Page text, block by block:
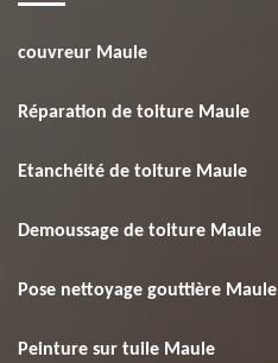
couvreur Maule
Réparation de toiture Maule
Etanchéité de toiture Maule
Demoussage de toiture Maule
Pose nettoyage gouttière Maule
Peinture sur tuile Maule